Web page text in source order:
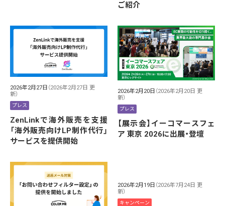
ご紹介
2026年2月27日 （2026年2月27日 更
新）
プレス
ZenLinkで海外販売を支援
「海外販売向けLP制作代行」
サービスを提供開始
2026年2月20日 （2026年2月20日 更
新）
プレス
【展示会】イーコマースフェ
ア 東京 2026に出展・登壇
2026年2月19日 （2026年7月24日 更
新）
キャンペーン